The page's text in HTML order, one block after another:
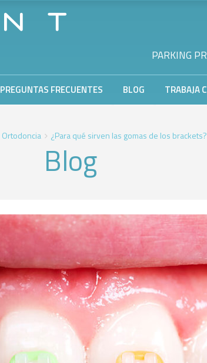
PARKING
PREGUNTAS FRECUENTES BLOG TRABAJA
Ortodoncia ¿Para qué sirven las gomas de los brackets?
Blog